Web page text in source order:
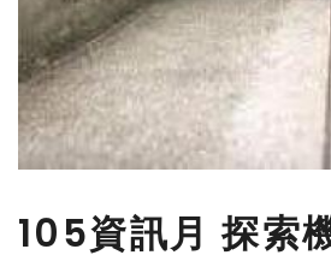
​105資訊月 探索